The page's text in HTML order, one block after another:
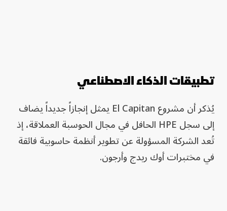
تطبيقات الذكاء الاصطناعي
يُذكر أن مشروع El Capitan يمثل إنجازاً جديداً يضاف
إلى سجل HPE الحافل في مجال الحوسبة العملاقة، إذ
تُعد الشركة المسؤولة عن تطوير أنظمة حاسوبية فائقة
في مختبرات أوك ريدج وأرجون.